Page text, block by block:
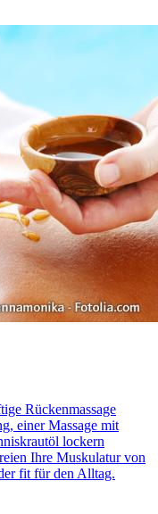
Rückenmassage
einer Massage mit
lockern
Ihre Muskulatur von
fit für den Alltag.